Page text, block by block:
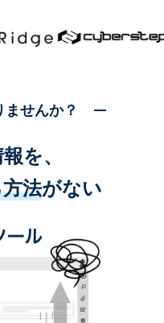
せんか？
を、
法がない